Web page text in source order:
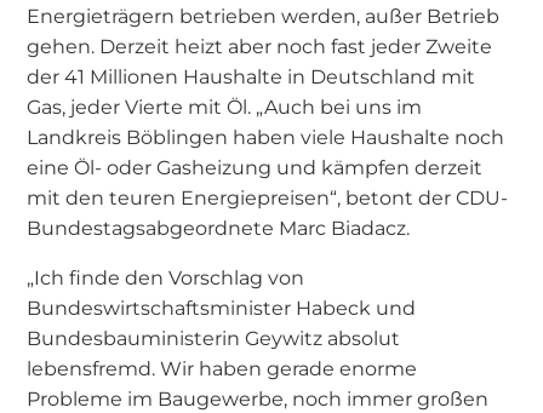
Energieträgern betrieben werden, außer Betrieb
gehen. Derzeit heizt aber noch fast jeder Zweite
der 41 Millionen Haushalte in Deutschland mit
Gas, jeder Vierte mit Öl. „Auch bei uns im
Landkreis Böblingen haben viele Haushalte noch
eine Öl- oder Gasheizung und kämpfen derzeit
mit den teuren Energiepreisen“, betont der CDU-
Bundestagsabgeordnete Marc Biadacz.
„Ich finde den Vorschlag von
Bundeswirtschaftsminister Habeck und
Bundesbauministerin Geywitz absolut
lebensfremd. Wir haben gerade enorme
Probleme im Baugewerbe, noch immer großen